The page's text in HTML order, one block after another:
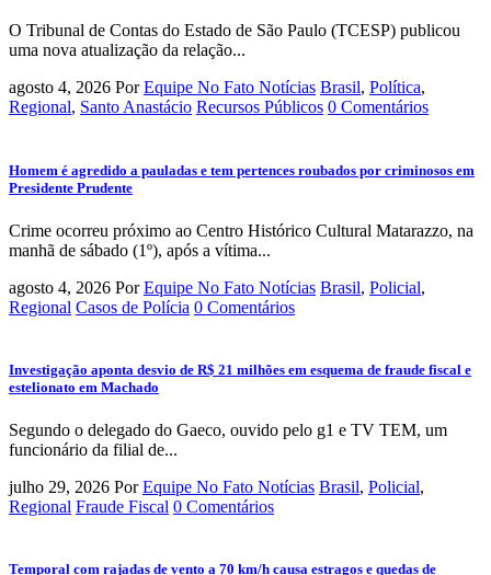
O Tribunal de Contas do Estado de São Paulo (TCESP) publicou
uma nova atualização da relação...
agosto 4, 2026 Por Equipe No Fato Notícias Brasil, Política,
Regional, Santo Anastácio Recursos Públicos 0 Comentários
Homem é agredido a pauladas e tem pertences roubados por criminosos em
Presidente Prudente
Crime ocorreu próximo ao Centro Histórico Cultural Matarazzo, na
manhã de sábado (1º), após a vítima...
agosto 4, 2026 Por Equipe No Fato Notícias Brasil, Policial,
Regional Casos de Polícia 0 Comentários
Investigação aponta desvio de R$ 21 milhões em esquema de fraude fiscal e
estelionato em Machado
Segundo o delegado do Gaeco, ouvido pelo g1 e TV TEM, um
funcionário da filial de...
julho 29, 2026 Por Equipe No Fato Notícias Brasil, Policial,
Regional Fraude Fiscal 0 Comentários
Temporal com rajadas de vento a 70 km/h causa estragos e quedas de